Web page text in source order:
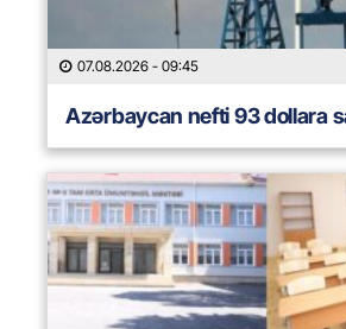
07.08.2026 - 09:45
Azərbaycan nefti 93 dollara